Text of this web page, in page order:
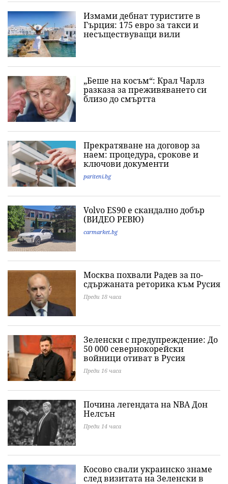
Измами дебнат туристите в
Гърция: 175 евро за такси и
несъществуващи вили
„Беше на косъм“: Крал Чарлз
разказа за преживяването си
близо до смъртта
Прекратяване на договор за
наем: процедура, срокове и
ключови документи
pariteni.bg
Volvo ES90 е скандално добър
(ВИДЕО РЕВЮ)
carmarket.bg
Москва похвали Радев за по-
сдържаната реторика към Русия
Преди 18 часа
Зеленски с предупреждение: До
50 000 севернокорейски
войници отиват в Русия
Преди 16 часа
Почина легендата на NBA Дон
Нелсън
Преди 14 часа
Косово свали украинско знаме
след визитата на Зеленски в